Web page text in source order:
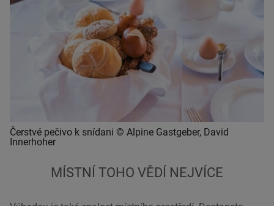
Čerstvé pečivo k snídani © Alpine Gastgeber, David
Innerhoher
MÍSTNÍ TOHO VĚDÍ NEJVÍCE